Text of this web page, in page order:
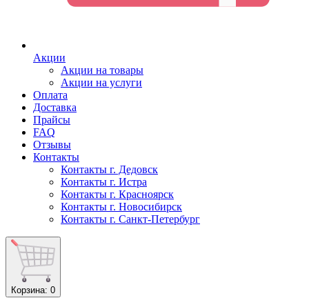
Акции
Акции на товары
Акции на услуги
Оплата
Доставка
Прайсы
FAQ
Отзывы
Контакты
Контакты г. Дедовск
Контакты г. Истра
Контакты г. Красноярск
Контакты г. Новосибирск
Контакты г. Санкт-Петербург
Корзина: 0